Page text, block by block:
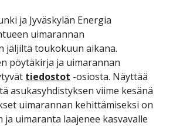
ja Jyväskylän Energia
uimarannan
jäljiltä toukokuun aikana.
pöytäkirja ja uimarannan
tiedostot -osiosta. Näyttää
asukasyhdistyksen viime kesänä
uimarannan kehittämiseksi on
uimaranta laajenee kasvavalle